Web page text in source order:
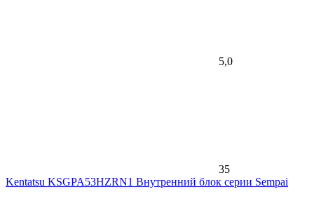
5,0
35
Kentatsu KSGPA53HZRN1 Внутренний блок серии Sempai